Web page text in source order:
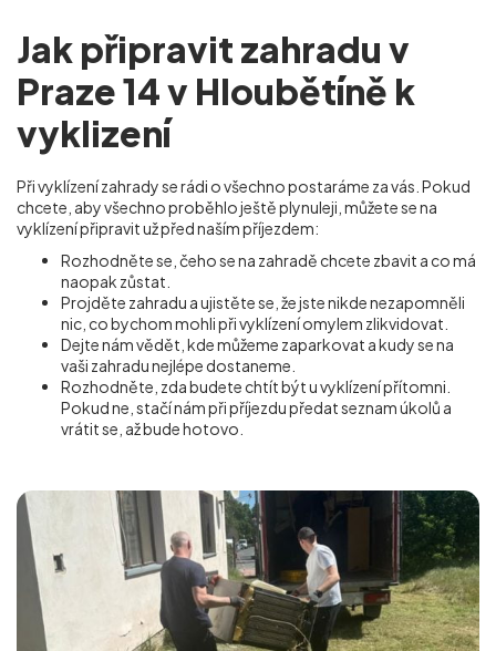
Jak připravit zahradu v
Praze 14 v Hloubětíně k
vyklizení
Při vyklízení zahrady se rádi o všechno postaráme za vás. Pokud
chcete, aby všechno proběhlo ještě plynuleji, můžete se na
vyklízení připravit už před naším příjezdem:
Rozhodněte se, čeho se na zahradě chcete zbavit a co má
naopak zůstat.
Projděte zahradu a ujistěte se, že jste nikde nezapomněli
nic, co bychom mohli při vyklízení omylem zlikvidovat.
Dejte nám vědět, kde můžeme zaparkovat a kudy se na
vaši zahradu nejlépe dostaneme.
Rozhodněte, zda budete chtít být u vyklízení přítomni.
Pokud ne, stačí nám při příjezdu předat seznam úkolů a
vrátit se, až bude hotovo.